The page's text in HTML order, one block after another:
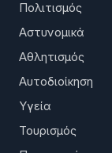
Πολιτισμός
Αστυνομικά
Αθλητισμός
Αυτοδιοίκηση
Υγεία
Τουρισμός